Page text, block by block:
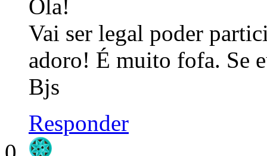
Ola!
Vai ser legal poder
adoro! É muito fofa. Se
Bjs
Responder